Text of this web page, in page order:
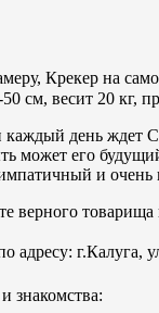
Крекер на
см, весит 20 кг,
каждый день ждет
может его
и
верного
адресу: г.Калуга,
знакомства: